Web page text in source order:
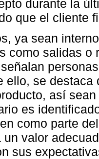
durante la
que el cliente
ya sean
como salidas o
ello, se
así
es
como parte
un valor
sus